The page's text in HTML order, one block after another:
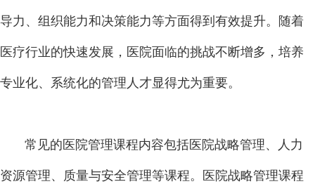
导力、组织能力和决策能力等方面得到有效提升。随着
医疗行业的快速发展，医院面临的挑战不断增多，培养
专业化、系统化的管理人才显得尤为重要。
常见的医院管理课程内容包括医院战略管理、人力
资源管理、质量与安全管理等课程。医院战略管理课程